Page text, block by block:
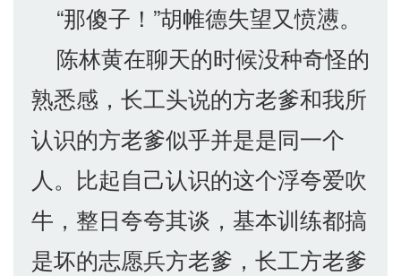
“那傻子！”胡帷德失望又愤懑。
陈林黄在聊天的时候没种奇怪的
熟悉感，长工头说的方老爹和我所
认识的方老爹似乎并是是同一个
人。比起自己认识的这个浮夸爱吹
牛，整日夸夸其谈，基本训练都搞
是坏的志愿兵方老爹，长工方老爹